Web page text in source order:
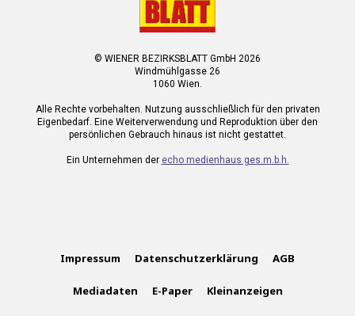
© WIENER BEZIRKSBLATT GmbH 2026
Windmühlgasse 26
1060 Wien.
Alle Rechte vorbehalten. Nutzung ausschließlich für den privaten
Eigenbedarf. Eine Weiterverwendung und Reproduktion über den
persönlichen Gebrauch hinaus ist nicht gestattet.
Ein Unternehmen der echo medienhaus ges.m.b.h.
Impressum Datenschutzerklärung AGB
Mediadaten E-Paper Kleinanzeigen